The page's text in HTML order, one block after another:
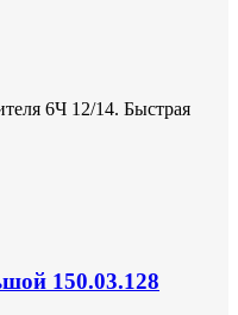
6Ч 12/14. Быстрая
150.03.128